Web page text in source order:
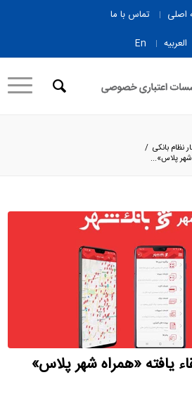
اصلی
تماس با ما
العربیه
En
نظام بانکی /
شهر پلاس»...
یافته «همراه‌ شهر پلاس»